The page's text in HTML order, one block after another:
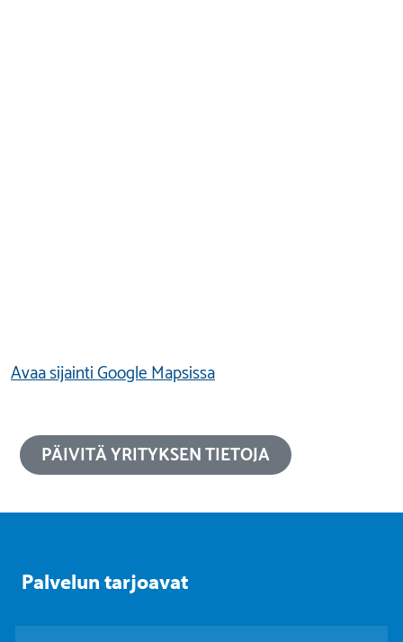
Avaa sijainti Google Mapsissa
PÄIVITÄ YRITYKSEN TIETOJA
Palvelun tarjoavat